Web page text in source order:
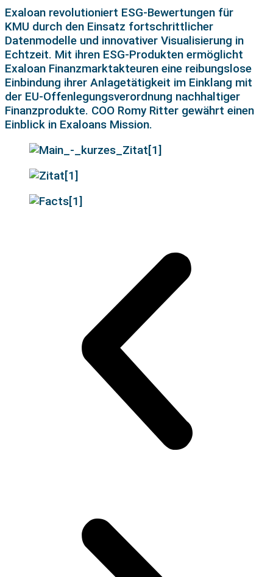
Exaloan revolutioniert ESG-Bewertungen für
KMU durch den Einsatz fortschrittlicher
Datenmodelle und innovativer Visualisierung in
Echtzeit. Mit ihren ESG-Produkten ermöglicht
Exaloan Finanzmarktakteuren eine reibungslose
Einbindung ihrer Anlagetätigkeit im Einklang mit
der EU-Offenlegungsverordnung nachhaltiger
Finanzprodukte. COO Romy Ritter gewährt einen
Einblick in Exaloans Mission.